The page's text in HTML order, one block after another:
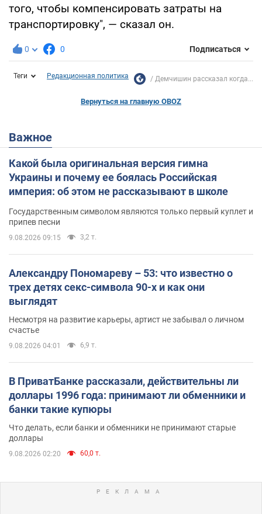
того, чтобы компенсировать затраты на
транспортировку", — сказал он.
0 0 Подписаться
Теги Редакционная политика Демчишин рассказал когда...
Вернуться на главную OBOZ
Важное
Какой была оригинальная версия гимна
Украины и почему ее боялась Российская
империя: об этом не рассказывают в школе
Государственным символом являются только первый куплет и
припев песни
9.08.2026 09:15 3,2 т.
Александру Пономареву – 53: что известно о
трех детях секс-символа 90-х и как они
выглядят
Несмотря на развитие карьеры, артист не забывал о личном
счастье
9.08.2026 04:01 6,9 т.
В ПриватБанке рассказали, действительны ли
доллары 1996 года: принимают ли обменники и
банки такие купюры
Что делать, если банки и обменники не принимают старые
доллары
9.08.2026 02:20 60,0 т.